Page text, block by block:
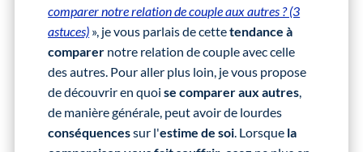
comparer notre relation de couple aux autres ? (3
astuces) », je vous parlais de cettetendance à
comparer notre relation de couple avec celle
des autres. Pour aller plus loin, je vous propose
de découvrir en quoise comparer aux autres,
de manière générale, peut avoir de lourdes
conséquencessur l'estime de soi. Lorsque la